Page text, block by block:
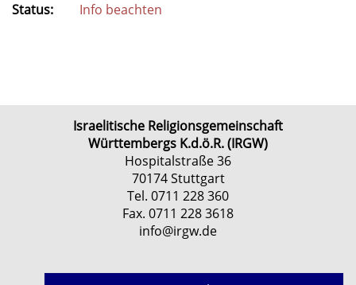
Status:
Info beachten
Israelitische Religionsgemeinschaft
Württembergs K.d.ö.R. (IRGW)
Hospitalstraße 36
70174 Stuttgart
Tel. 0711 228 360
Fax. 0711 228 3618
info@irgw.de